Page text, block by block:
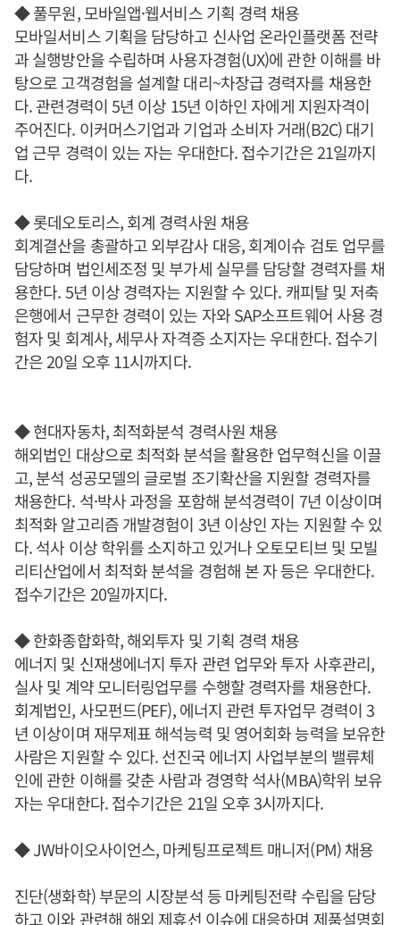
◆ 풀무원, 모바일앱·웹서비스 기획 경력 채용
모바일서비스 기획을 담당하고 신사업 온라인플랫폼 전략
과 실행방안을 수립하며 사용자경험(UX)에 관한 이해를 바
탕으로 고객경험을 설계할 대리~차장급 경력자를 채용한
다. 관련경력이 5년 이상 15년 이하인 자에게 지원자격이
주어진다. 이커머스기업과 기업과 소비자 거래(B2C) 대기
업 근무 경력이 있는 자는 우대한다. 접수기간은 21일까지
다.
◆ 롯데오토리스, 회계 경력사원 채용
회계결산을 총괄하고 외부감사 대응, 회계이슈 검토 업무를
담당하며 법인세조정 및 부가세 실무를 담당할 경력자를 채
용한다. 5년 이상 경력자는 지원할 수 있다. 캐피탈 및 저축
은행에서 근무한 경력이 있는 자와 SAP소프트웨어 사용 경
험자 및 회계사, 세무사 자격증 소지자는 우대한다. 접수기
간은 20일 오후 11시까지다.
◆ 현대자동차, 최적화분석 경력사원 채용
해외법인 대상으로 최적화 분석을 활용한 업무혁신을 이끌
고, 분석 성공모델의 글로벌 조기확산을 지원할 경력자를
채용한다. 석·박사 과정을 포함해 분석경력이 7년 이상이며
최적화 알고리즘 개발경험이 3년 이상인 자는 지원할 수 있
다. 석사 이상 학위를 소지하고 있거나 오토모티브 및 모빌
리티산업에서 최적화 분석을 경험해 본 자 등은 우대한다.
접수기간은 20일까지다.
◆ 한화종합화학, 해외투자 및 기획 경력 채용
에너지 및 신재생에너지 투자 관련 업무와 투자 사후관리,
실사 및 계약 모니터링업무를 수행할 경력자를 채용한다.
회계법인, 사모펀드(PEF), 에너지 관련 투자업무 경력이 3
년 이상이며 재무제표 해석능력 및 영어회화 능력을 보유한
사람은 지원할 수 있다. 선진국 에너지 사업부분의 밸류체
인에 관한 이해를 갖춘 사람과 경영학 석사(MBA)학위 보유
자는 우대한다. 접수기간은 21일 오후 3시까지다.
◆ JW바이오사이언스, 마케팅프로젝트 매니저(PM) 채용
진단(생화학) 부문의 시장분석 등 마케팅전략 수립을 담당
하고 이와 관련해 해외 제휴선 이슈에 대응하며 제품설명회